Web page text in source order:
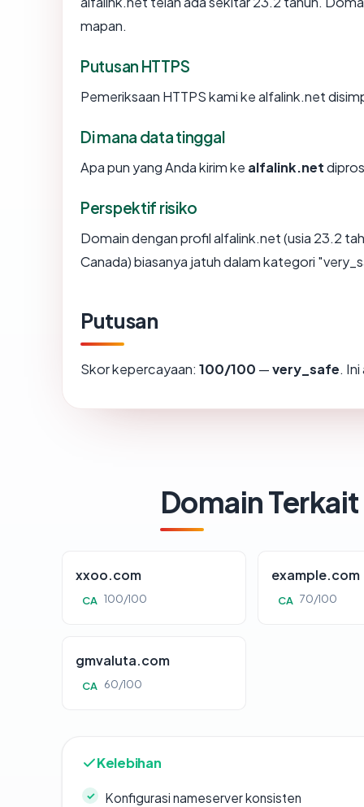
mapan.
Putusan HTTPS
Pemeriksaan HTTPS kami ke alfalink.net
Di mana data tinggal
Apa pun yang Anda kirim ke alfalink.net
Perspektif risiko
Domain dengan profil alfalink.net (usia 23.2
Canada) biasanya jatuh dalam kategori
Putusan
Skor kepercayaan: 100/100 —very_safe.
Domain Terkait
xxoo.com
CA 100/100
example.com
CA 70/100
gmvaluta.com
CA 60/100
Kelebihan
Konfigurasi nameserver konsisten